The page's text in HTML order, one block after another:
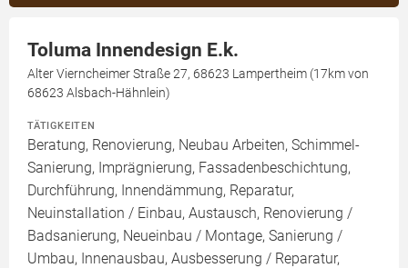
Toluma Innendesign E.k.
Alter Vierncheimer Straße 27, 68623 Lampertheim (17km von
68623 Alsbach-Hähnlein)
TÄTIGKEITEN
Beratung, Renovierung, Neubau Arbeiten, Schimmel-
Sanierung, Imprägnierung, Fassadenbeschichtung,
Durchführung, Innendämmung, Reparatur,
Neuinstallation / Einbau, Austausch, Renovierung /
Badsanierung, Neueinbau / Montage, Sanierung /
Umbau, Innenausbau, Ausbesserung / Reparatur,